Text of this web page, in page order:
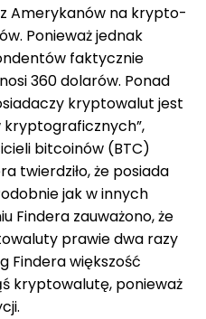
Amerykanów na krypto-
Ponieważ jednak
faktycznie
360 dolarów. Ponad
kryptowalut jest
kryptograficznych”,
bitcoinów (BTC)
twierdziło, że posiada
jak w innych
Findera zauważono, że
prawie dwa razy
Findera większość
kryptowalutę, ponieważ